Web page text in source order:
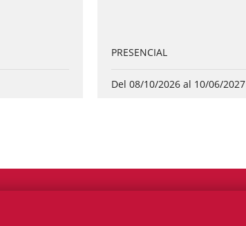
PRESENCIAL
Del 08/10/2026 al 10/06/2027